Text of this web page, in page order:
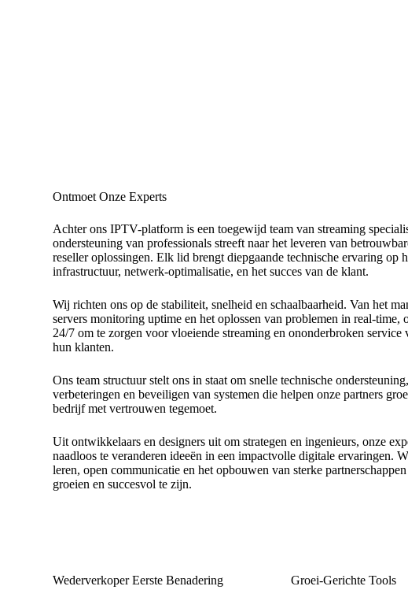
Ontmoet Onze Experts
Achter ons IPTV-platform is een toegewijd team van streaming
ondersteuning van professionals streeft naar het leveren van
reseller oplossingen. Elk lid brengt diepgaande technische ervaring op
infrastructuur, netwerk-optimalisatie, en het succes van de klant.
Wij richten ons op de stabiliteit, snelheid en schaalbaarheid. Van het
servers monitoring uptime en het oplossen van problemen in real-time,
24/7 om te zorgen voor vloeiende streaming en ononderbroken service
hun klanten.
Ons team structuur stelt ons in staat om snelle technische
verbeteringen en beveiligen van systemen die helpen onze partners
bedrijf met vertrouwen tegemoet.
Uit ontwikkelaars en designers uit om strategen en ingenieurs, onze
naadloos te veranderen ideeën in een impactvolle digitale ervaringen.
leren, open communicatie en het opbouwen van sterke
groeien en succesvol te zijn.
Wederverkoper Eerste Benadering Groei-Gerichte Tools